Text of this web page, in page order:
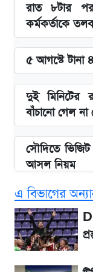
রাত ৮টার
কর্মকর্তাকে তলব
৫ আগস্টে টানা
দুই মিনিটের
বাঁচানো গেল
সৌদিতে ভিজিট
আসল নিয়ম
বিল নিয়ে
দিল বিদ্যুৎ
আজ দেশের
এ বিভাগের